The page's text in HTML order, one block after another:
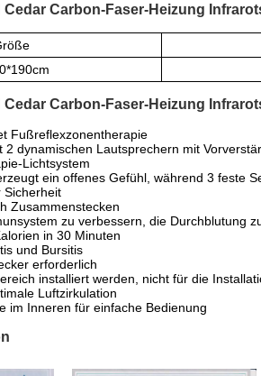
Cedar Carbon-Faser-Heizung
Cedar Carbon-Faser-Heizung
Fußreflexzonentherapie
2 dynamischen Lautsprechern mit
Lichtsystem
ein offenes Gefühl, während 3 feste
Sicherheit
Zusammenstecken
zu verbessern, die Durchblutung
in 30 Minuten
und Bursitis
erforderlich
installiert werden, nicht für die
Luftzirkulation
im Inneren für einfache Bedienung